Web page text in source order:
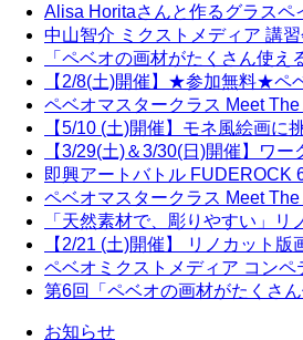
Alisa Horitaさんと作るグラスペ
中山智介 ミクストメディア 講習
「ペベオの画材がたくさん使え
【2/8(土)開催】★参加無料★ペ
ペベオマスタークラス Meet The
【5/10 (土)開催】モネ風絵画
【3/29(土)＆3/30(日)開催】ワー
即興アートバトル FUDEROCK
ペベオマスタークラス Meet The
「天然素材で、彫りやすい」
【2/21 (土)開催】 リノカット
ペベオミクストメディア コン
第6回「ペベオの画材がたくさ
お知らせ